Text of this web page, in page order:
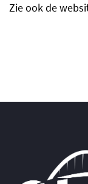
Zie ook de